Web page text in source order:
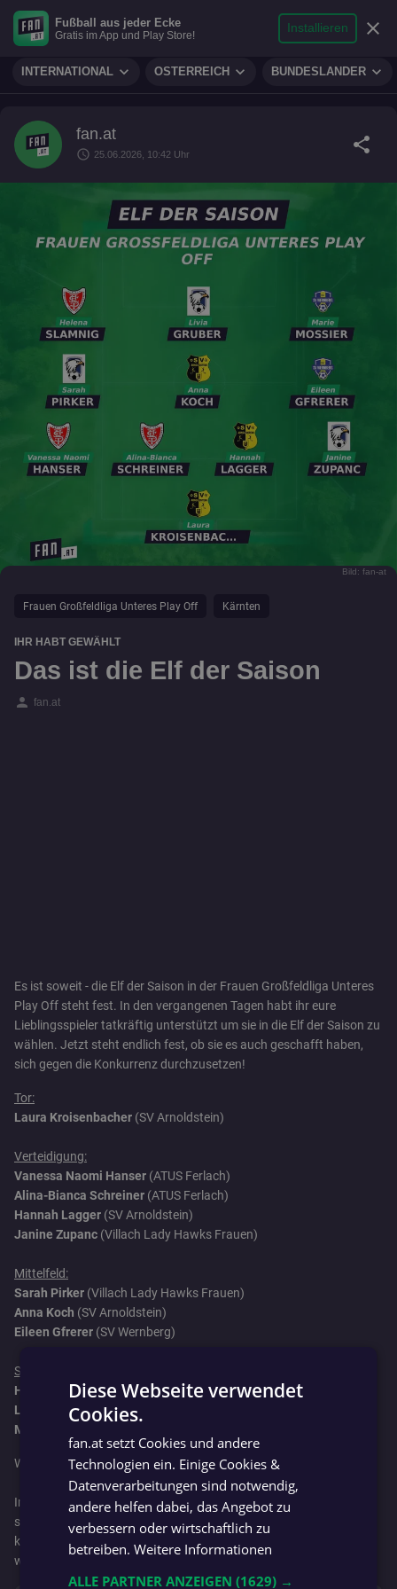
sports_soccer FUSSBALLexpand_more search
Suche
micro
Reporter
person
Login
INTERNATIONAL expand_more ÖSTERREICH expand_more BUNDESLÄNDER expand_more
Fußball aus jeder Ecke
Gratis im App und Play Store!
Installieren close
fan.at
schedule 25.06.2026, 10:42 Uhr share
Bild: fan-at
Frauen Großfeldliga Unteres Play Off Kärnten
IHR HABT GEWÄHLT
Das ist die Elf der Saison
person fan.at
Es ist soweit - die Elf der Saison in der Frauen Großfeldliga Unteres
Play Off steht fest. In den vergangenen Tagen habt ihr eure
Lieblingsspieler tatkräftig unterstützt um sie in die Elf der Saison zu
wählen. Jetzt steht endlich fest, ob sie es auch geschafft haben,
sich gegen die Konkurrenz durchzusetzen!
Tor:
Laura Kroisenbacher (SV Arnoldstein)
Verteidigung:
Vanessa Naomi Hanser (ATUS Ferlach)
Alina-Bianca Schreiner (ATUS Ferlach)
Hannah Lagger (SV Arnoldstein)
Janine Zupanc (Villach Lady Hawks Frauen)
Mittelfeld:
Sarah Pirker (Villach Lady Hawks Frauen)
Anna Koch (SV Arnoldstein)
Eileen Gfrerer (SV Wernberg)
Sturm:
Helena Slamnig(ATUS Ferlach)
Livia Gruber(Villach Lady Hawks Frauen)
Marie Mossier
Wir gratulieren herzlich!
Im Anschluss findet nun gleich das "Spieler der Saison" - Voting
statt. Aus der Elf der Saison könnt ihr dort euren Spieler der Saison
küren!
Folgt eurem Team
und der Liga, um benachrichtigt zu
werden, sobald das Voting startet.
Diese Webseite verwendet
Cookies.
fan.at setzt Cookies und andere
Technologien ein. Einige Cookies &
Datenverarbeitungen sind notwendig,
andere helfen dabei, das Angebot zu
verbessern oder wirtschaftlich zu
betreiben.Weitere Informationen
ALLE PARTNER ANZEIGEN(1629) →